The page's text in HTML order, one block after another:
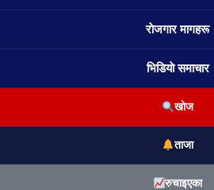
राेजगार मागहरू
भिडियाे समाचार
खोज
ताजा
रुचाइएका